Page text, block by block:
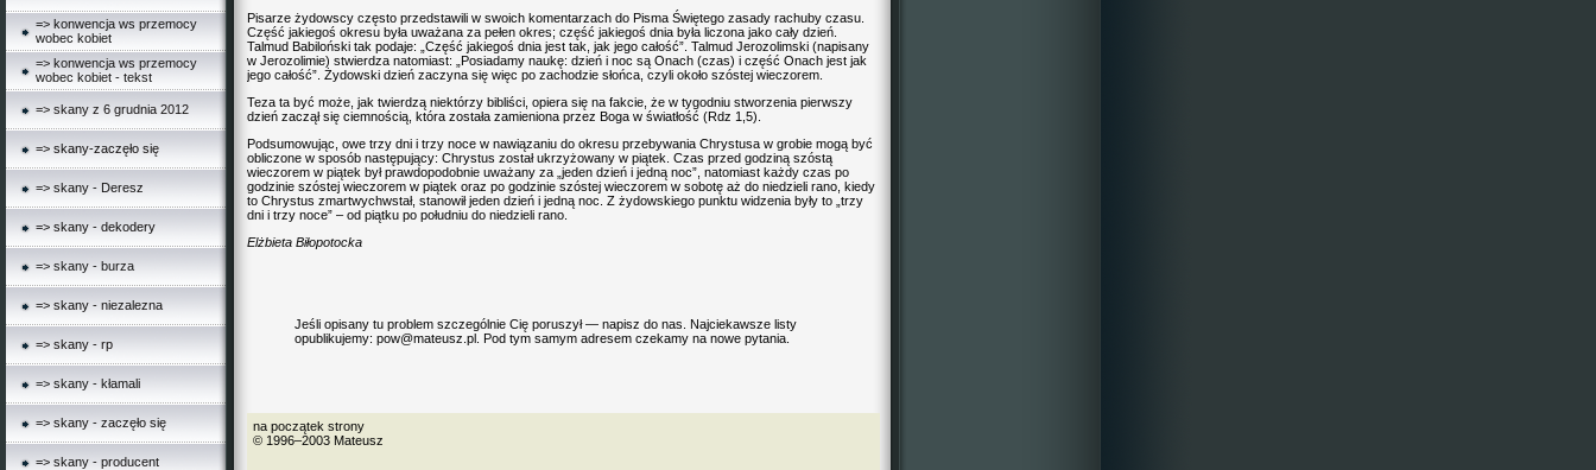
=> konwencja ws przemocy
wobec kobiet
=> konwencja ws przemocy
wobec kobiet - tekst
=> skany z 6 grudnia 2012
=> skany-zaczęło się
=> skany - Deresz
=> skany - dekodery
=> skany - burza
=> skany - niezalezna
=> skany - rp
=> skany - kłamali
=> skany - zaczęło się
=> skany - producent
Pisarze żydowscy często przedstawili w swoich komentarzach do Pisma Świętego zasady rachuby czasu.
Część jakiegoś okresu była uważana za pełen okres; część jakiegoś dnia była liczona jako cały dzień.
Talmud Babiloński tak podaje: „Część jakiegoś dnia jest tak, jak jego całość”. Talmud Jerozolimski (napisany
w Jerozolimie) stwierdza natomiast: „Posiadamy naukę: dzień i noc są Onach (czas) i część Onach jest jak
jego całość”. Żydowski dzień zaczyna się więc po zachodzie słońca, czyli około szóstej wieczorem.
Teza ta być może, jak twierdzą niektórzy bibliści, opiera się na fakcie, że w tygodniu stworzenia pierwszy
dzień zaczął się ciemnością, która została zamieniona przez Boga w światłość (Rdz 1,5).
Podsumowując, owe trzy dni i trzy noce w nawiązaniu do okresu przebywania Chrystusa w grobie mogą być
obliczone w sposób następujący: Chrystus został ukrzyżowany w piątek. Czas przed godziną szóstą
wieczorem w piątek był prawdopodobnie uważany za „jeden dzień i jedną noc”, natomiast każdy czas po
godzinie szóstej wieczorem w piątek oraz po godzinie szóstej wieczorem w sobotę aż do niedzieli rano, kiedy
to Chrystus zmartwychwstał, stanowił jeden dzień i jedną noc. Z żydowskiego punktu widzenia były to „trzy
dni i trzy noce” – od piątku po południu do niedzieli rano.
Elżbieta Biłopotocka
Jeśli opisany tu problem szczególnie Cię poruszył — napisz do nas. Najciekawsze listy
opublikujemy: pow@mateusz.pl . Pod tym samym adresem czekamy na nowe pytania.
na początek strony
© 1996–2003 Mateusz